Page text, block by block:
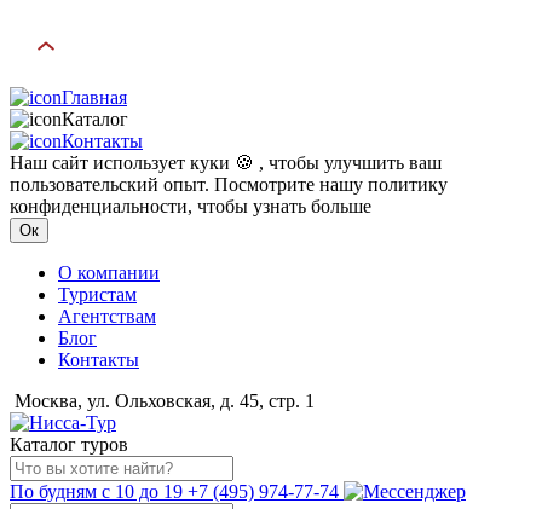
Главная
Каталог
Контакты
Наш сайт использует куки 🍪 , чтобы улучшить ваш
пользовательский опыт. Посмотрите нашу политику
конфиденциальности, чтобы узнать больше
Ок
О компании
Туристам
Агентствам
Блог
Контакты
Москва, ул. Ольховская, д. 45, стр. 1
Каталог туров
По будням с 10 до 19 +7 (495) 974-77-74